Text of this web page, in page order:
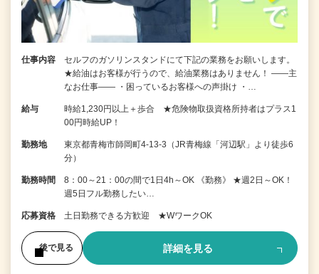
仕事内容
セルフのガソリンスタンドにて下記の業務をお願いします。
★給油はお客様が行うので、給油業務はありません！ ――主
なお仕事―― ・困っているお客様への声掛け ・…
給与
時給1,230円以上＋歩合 ★危険物取扱資格所持者はプラス1
00円時給UP！
勤務地
東京都青梅市師岡町4-13-3（JR青梅線「河辺駅」より徒歩6
分）
勤務時間
8：00～21：00の間で1日4h～OK 《勤務》 ★週2日～OK！
週5日フル勤務したい…
応募資格 土日勤務できる方歓迎 ★WワークOK
後で見る 詳細を見る